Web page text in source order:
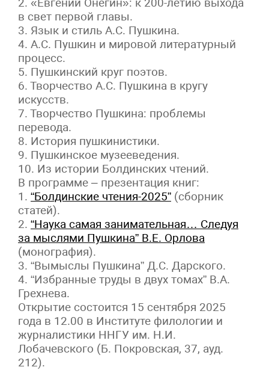
в свет первой главы.
3. Язык и стиль А.С. Пушкина.
4. А.С. Пушкин и мировой литературный
процесс.
5. Пушкинский круг поэтов.
6. Творчество А.С. Пушкина в кругу
искусств.
7. Творчество Пушкина: проблемы
перевода.
8. История пушкинистики.
9. Пушкинское музееведения.
10. Из истории Болдинских чтений.
В программе – презентация книг:
1. “Болдинские чтения-2025” (сборник
статей).
2. “Наука самая занимательная… Следуя
за мыслями Пушкина” В.Е. Орлова
(монография).
3. “Вымыслы Пушкина” Д.С. Дарского.
4. “Избранные труды в двух томах” В.А.
Грехнева.
Открытие состоится 15 сентября 2025
года в 12.00 в Институте филологии и
журналистики ННГУ им. Н.И.
Лобачевского (Б. Покровская, 37, ауд.
212).